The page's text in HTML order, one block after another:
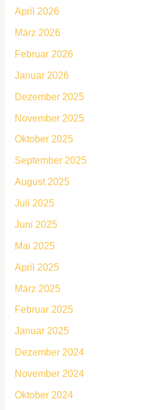
April 2026
März 2026
Februar 2026
Januar 2026
Dezember 2025
November 2025
Oktober 2025
September 2025
August 2025
Juli 2025
Juni 2025
Mai 2025
April 2025
März 2025
Februar 2025
Januar 2025
Dezember 2024
November 2024
Oktober 2024